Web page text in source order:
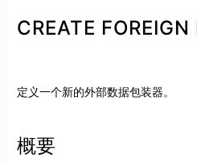
定义一个新的外部数据包装器。
概要